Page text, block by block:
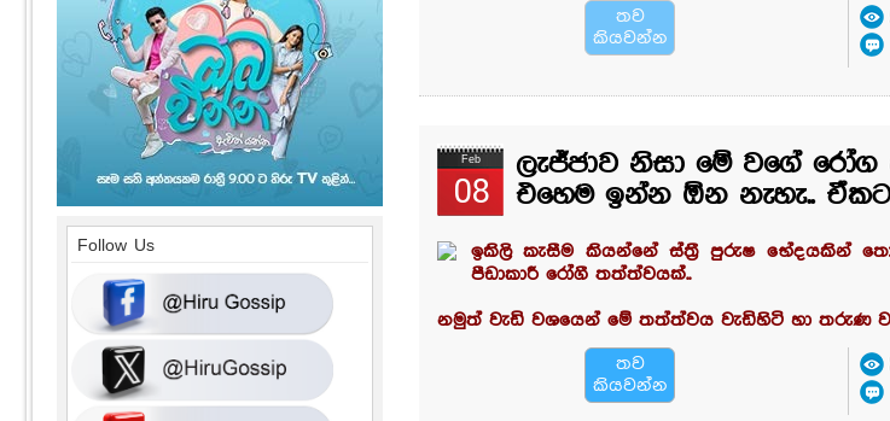
තව
කියවන්න
Feb
08
ලැජ්ජාව නිසා මේ වගේ රෝග
එහෙම ඉන්න ඕන නැහැ..
ඉකිලි කැසීම කියන්නේ ස්ත්‍රී පුරුෂ භේදයකින්
පීඩාකාරී රෝගී තත්ත්වයක්..
නමුත් වැඩි වශයෙන් මේ තත්ත්වය වැඩිහිටි හා තරුණ
තව
කියවන්න
Follow Us